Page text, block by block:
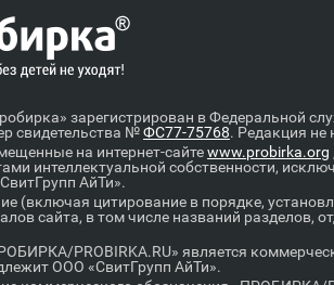
зарегистрирован в Федеральной
свидетельства №ФС77-75768. Редакция не
на интернет-сайтеwww.probirka.org
интеллектуальной собственности,
АйТи».
(включая цитирование в порядке,
сайта, в том числе названий разделов,
PROBIRKA.RU» является
ООО «СвитГрупп АйТи».